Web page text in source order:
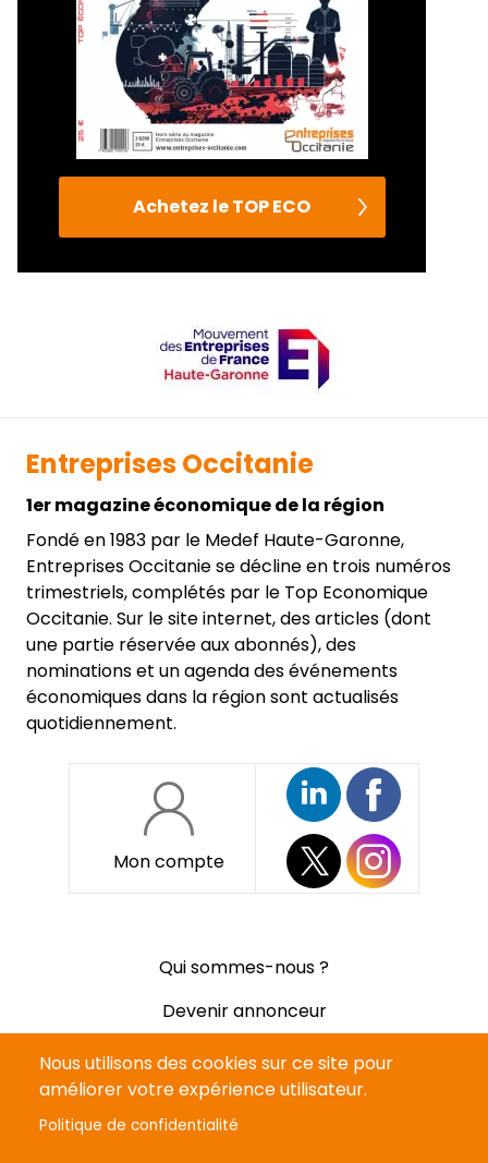
Nous utilisons des cookies sur ce site pour
améliorer votre expérience utilisateur.
Politique de confidentialité
Achetez le TOP ECO
Entreprises Occitanie
1er magazine économique de la région
Fondé en 1983 par le Medef Haute-Garonne,
Entreprises Occitanie se décline en trois numéros
trimestriels, complétés par le Top Economique
Occitanie. Sur le site internet, des articles (dont
une partie réservée aux abonnés), des
nominations et un agenda des événements
économiques dans la région sont actualisés
quotidiennement.
Mon compte
Qui sommes-nous ?
Devenir annonceur
Mentions légales
Politique de confidentialité